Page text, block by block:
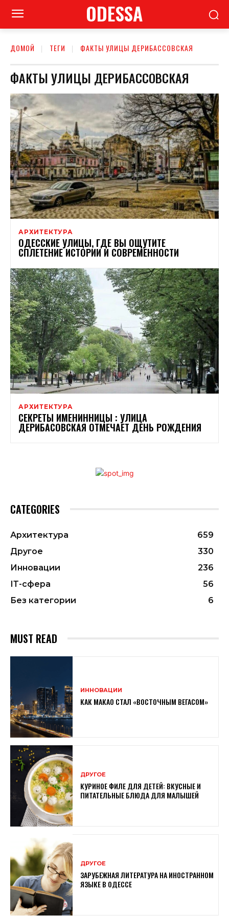
ODESSA
ДОМОЙ ТЕГИ ФАКТЫ УЛИЦЫ ДЕРИБАССОВСКАЯ
ФАКТЫ УЛИЦЫ ДЕРИБАССОВСКАЯ
АРХИТЕКТУРА
ОДЕССКИЕ УЛИЦЫ, ГДЕ ВЫ ОЩУТИТЕ
СПЛЕТЕНИЕ ИСТОРИИ И СОВРЕМЕННОСТИ
АРХИТЕКТУРА
СЕКРЕТЫ ИМЕНИННИЦЫ : УЛИЦА
ДЕРИБАСОВСКАЯ ОТМЕЧАЕТ ДЕНЬ РОЖДЕНИЯ
CATEGORIES
Архитектура
659
Другое
330
Инновации
236
ІТ-сфера
56
Без категории
6
MUST READ
ИННОВАЦИИ
КАК МАКАО СТАЛ «ВОСТОЧНЫМ ВЕГАСОМ»
ДРУГОЕ
КУРИНОЕ ФИЛЕ ДЛЯ ДЕТЕЙ: ВКУСНЫЕ И
ПИТАТЕЛЬНЫЕ БЛЮДА ДЛЯ МАЛЫШЕЙ
ДРУГОЕ
ЗАРУБЕЖНАЯ ЛИТЕРАТУРА НА ИНОСТРАННОМ
ЯЗЫКЕ В ОДЕССЕ